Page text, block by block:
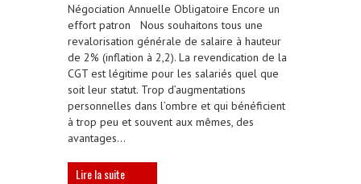
Négociation Annuelle Obligatoire Encore un
effort patron Nous souhaitons tous une
revalorisation générale de salaire à hauteur
de 2% (inflation à 2,2). La revendication de la
CGT est légitime pour les salariés quel que
soit leur statut. Trop d’augmentations
personnelles dans l’ombre et qui bénéficient
à trop peu et souvent aux mêmes, des
avantages…
Lire la suite